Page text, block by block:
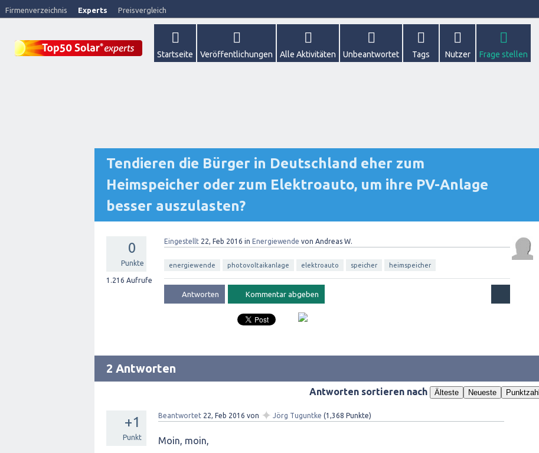
Firmenverzeichnis Experts Preisvergleich
Startseite Veröffentlichungen Alle Aktivitäten Unbeantwortet Tags Nutzer Frage stellen
Tendieren die Bürger in Deutschland eher zum
Heimspeicher oder zum Elektroauto, um ihre PV-Anlage
besser auszulasten?
0
Punkte
1.216 Aufrufe
Eingestellt 22, Feb 2016 in Energiewende von Andreas W.
energiewende photovoltaikanlage elektroauto speicher heimspeicher
2 Antworten
Antworten sortieren nach Älteste Neueste Punktzahl
+1
Punkt
Beantwortet 22, Feb 2016 von ✦ Jörg Tuguntke (1,368 Punkte)
Moin, moin,